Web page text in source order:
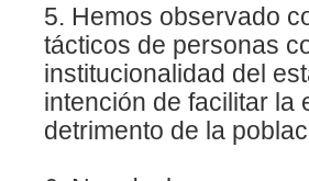
5. Hemos observado
tácticos de personas
institucionalidad del
intención de facilitar la
detrimento de la